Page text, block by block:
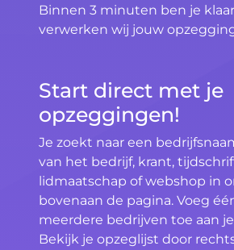
Binnen 3 minuten ben je
verwerken wij jouw
Start direct met je
opzeggingen!
Je zoekt naar een
van het bedrijf, krant,
lidmaatschap of webshop in
bovenaan de pagina. Voeg
meerdere bedrijven toe aan
Bekijk je opzeglijst door